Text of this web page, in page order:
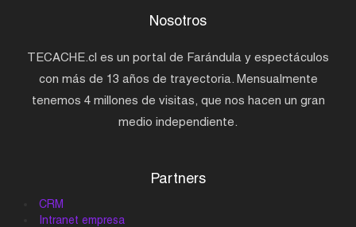
Nosotros
TECACHE.cl es un portal de Farándula y espectáculos
con más de 13 años de trayectoria. Mensualmente
tenemos 4 millones de visitas, que nos hacen un gran
medio independiente.
Partners
CRM
Intranet empresa